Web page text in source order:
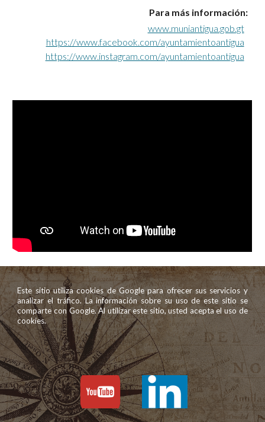
Para más información:
www.muniantigua.gob.gt
https://www.facebook.com/ayuntamientoantigua
https://www.instagram.com/ayuntamientoantigua
Este sitio utiliza cookies de Google para ofrecer sus servicios y
analizar el tráfico. La información sobre su uso de este sitio se
comparte con Google. Al utilizar este sitio, usted acepta el uso de
cookies.